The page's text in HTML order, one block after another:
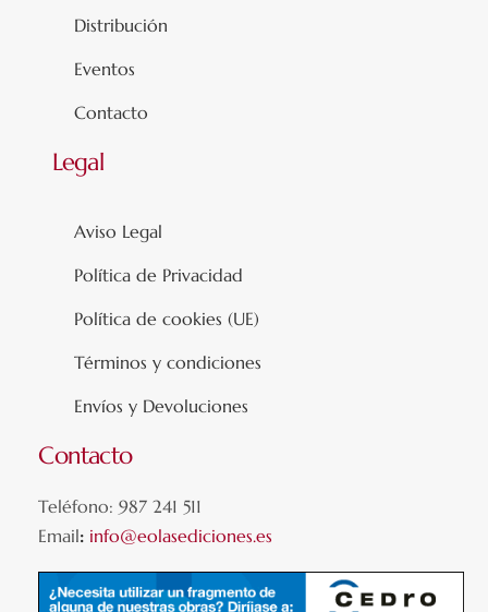
Distribución
Eventos
Contacto
Legal
Aviso Legal
Política de Privacidad
Política de cookies (UE)
Términos y condiciones
Envíos y Devoluciones
Contacto
Teléfono: 987 241 511
Email: info@eolasediciones.es